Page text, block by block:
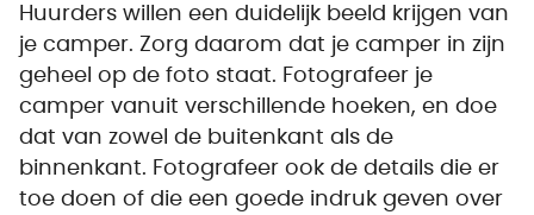
Huurders willen een duidelijk beeld krijgen van
je camper. Zorg daarom dat je camper in zijn
geheel op de foto staat. Fotografeer je
camper vanuit verschillende hoeken, en doe
dat van zowel de buitenkant als de
binnenkant. Fotografeer ook de details die er
toe doen of die een goede indruk geven over